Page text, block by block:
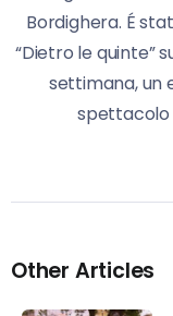
Bordighera. É
“Dietro le quinte”
settimana, un
spettacolo
Other Articles